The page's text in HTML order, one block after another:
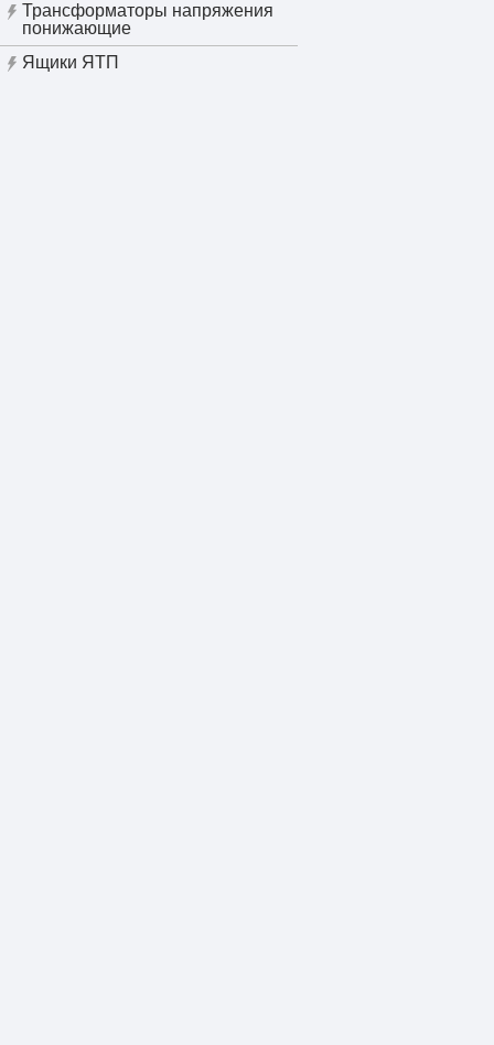
Трансформаторы напряжения
понижающие
Ящики ЯТП